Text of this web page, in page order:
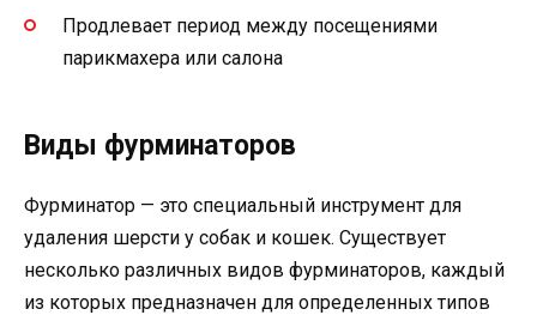
Продлевает период между посещениями
парикмахера или салона
Виды фурминаторов
Фурминатор — это специальный инструмент для
удаления шерсти у собак и кошек. Существует
несколько различных видов фурминаторов, каждый
из которых предназначен для определенных типов